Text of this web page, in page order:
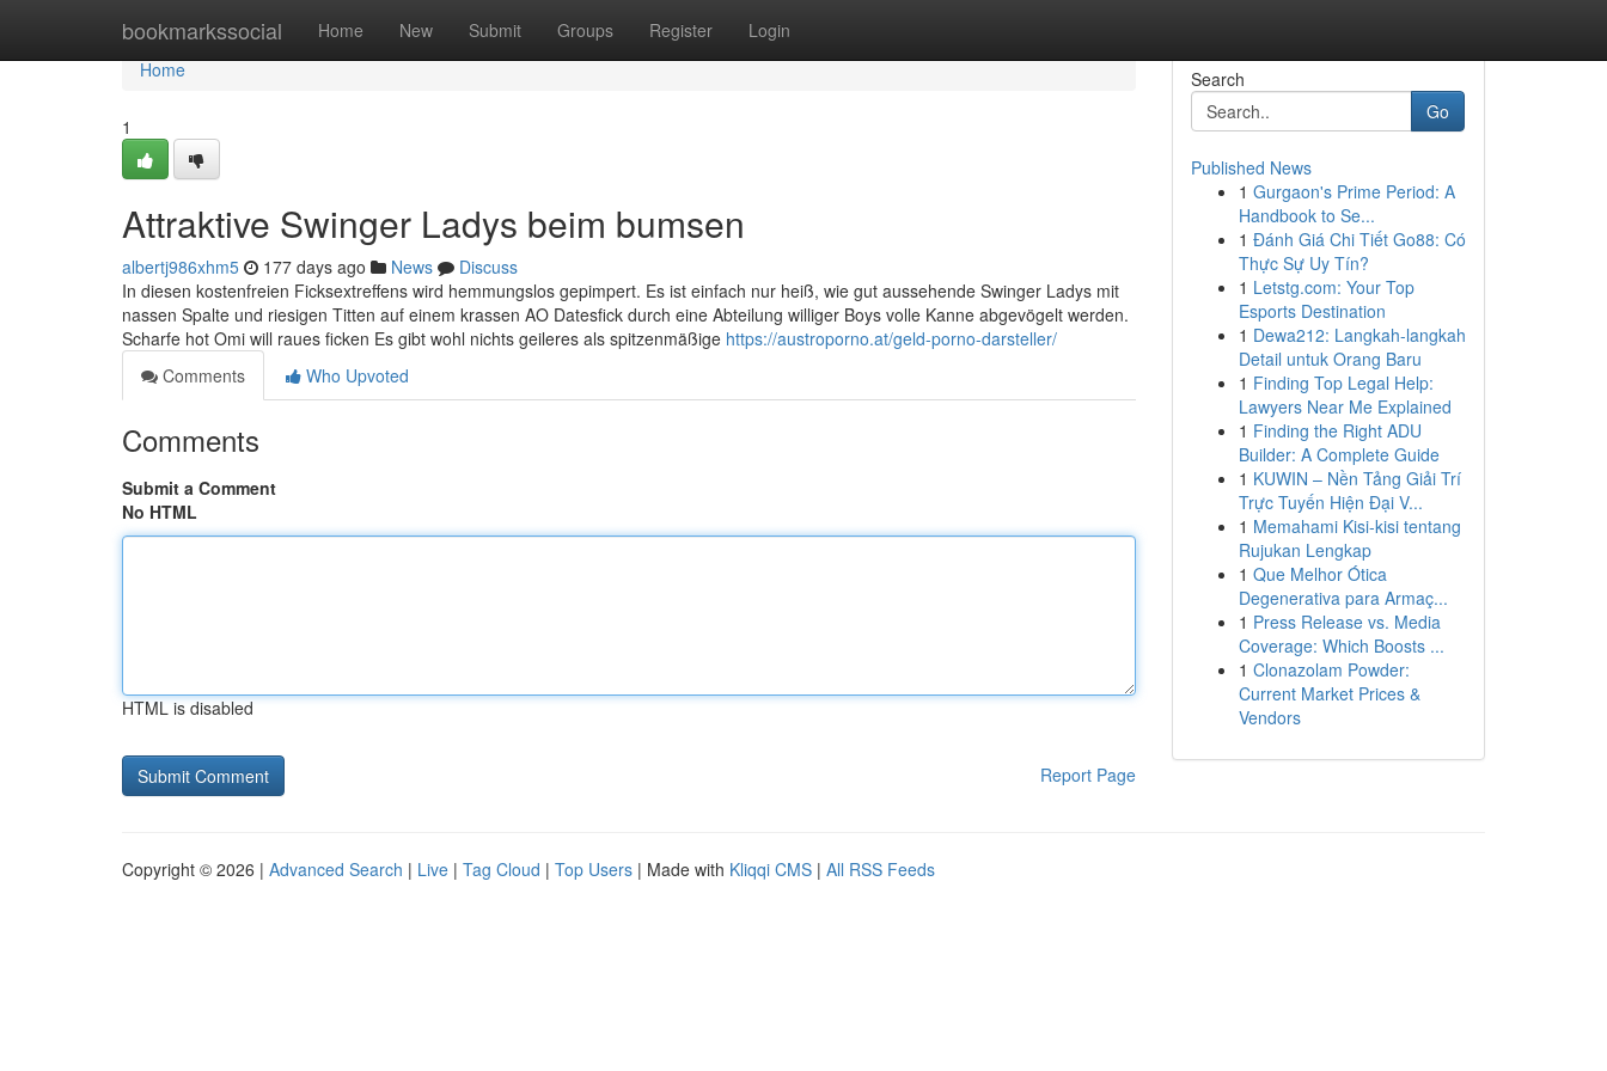
bookmarkssocial Home New Submit Groups Register Login
Home
Home
1
Attraktive Swinger Ladys beim bumsen
albertj986xhm5 177 days ago News
Discuss
In diesen kostenfreien Ficksextreffens wird hemmungslos gepimpert. Es ist einfach nur heiß, wie gut aussehende Swinger Ladys mit
nassen Spalte und riesigen Titten auf einem krassen AO Datesfick durch eine Abteilung williger Boys volle Kanne abgevögelt werden.
Scharfe hot Omi will raues ficken Es gibt wohl nichts geileres als spitzenmäßige https://austroporno.at/geld-porno-darsteller/
Comments
Who Upvoted
Comments
Submit a Comment
No HTML
HTML is disabled
Report Page
Search
Go
Published News
1 Gurgaon's Prime Period: A
Handbook to Se...
1 Đánh Giá Chi Tiết Go88: Có
Thực Sự Uy Tín?
1 Letstg.com: Your Top
Esports Destination
1 Dewa212: Langkah-langkah
Detail untuk Orang Baru
1 Finding Top Legal Help:
Lawyers Near Me Explained
1 Finding the Right ADU
Builder: A Complete Guide
1 KUWIN – Nền Tảng Giải Trí
Trực Tuyến Hiện Đại V...
1 Memahami Kisi-kisi tentang
Rujukan Lengkap
1 Que Melhor Ótica
Degenerativa para Armaç...
1 Press Release vs. Media
Coverage: Which Boosts ...
1 Clonazolam Powder:
Current Market Prices &
Vendors
Copyright © 2026 | Advanced Search | Live | Tag Cloud | Top Users | Made with Kliqqi CMS | All RSS Feeds